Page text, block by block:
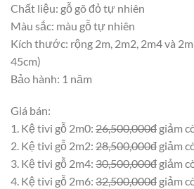
Chất liệu: gỗ gõ đỏ tự nhiên
Màu sắc: màu gỗ tự nhiên
Kích thước: rộng 2m, 2m2, 2m4 và
45cm)
Bảo hành: 1 năm
Giá bán:
1. Kệ tivi gỗ 2m0: 26,500,000đ giảm
2. Kệ tivi gỗ 2m2: 28,500,000đ giảm
3. Kệ tivi gỗ 2m4: 30,500,000đ giảm
4. Kệ tivi gỗ 2m6: 32,500,000đ giảm